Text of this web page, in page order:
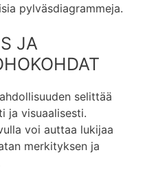
pylväsdiagrammeja.
JA
selittää
ja visuaalisesti.
voi auttaa lukijaa
merkityksen ja